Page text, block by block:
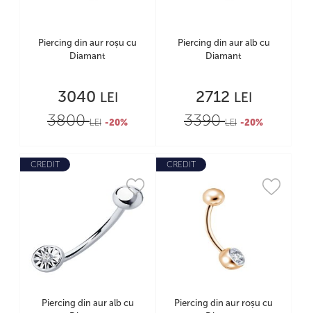
Piercing din aur roșu cu
Diamant
3040 LEI
3800LEI -20%
Piercing din aur alb cu
Diamant
2712 LEI
3390LEI -20%
CREDIT
Piercing din aur alb cu
CREDIT
Piercing din aur roșu cu